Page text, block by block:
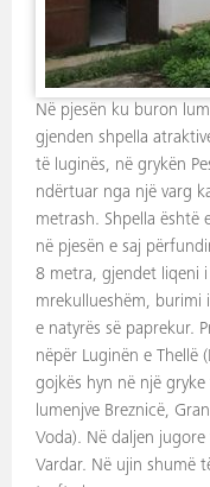
Në pjesën ku buron
gjenden shpella
të luginës, në grykën
ndërtuar nga një varg
metrash. Shpella është
në pjesën e saj
8 metra, gjendet liqeni
mrekullueshëm, burimi
e natyrës së paprekur.
nëpër Luginën e Thellë
gojkës hyn në një
lumenjve Breznicë,
Voda). Në daljen
Vardar. Në ujin shumë